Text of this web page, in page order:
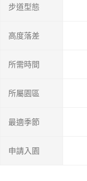
步道型態
高度落差
所需時間
所屬園區
最適季節
申請入園